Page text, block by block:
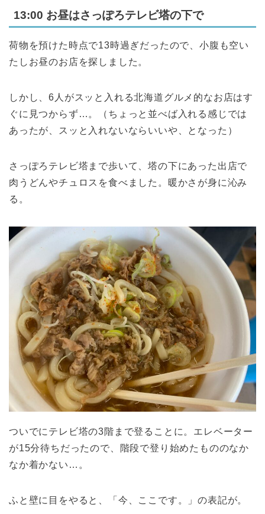
13:00 お昼はさっぽろテレビ塔の下で
荷物を預けた時点で13時過ぎだったので、小腹も空い
たしお昼のお店を探しました。
しかし、6人がスッと入れる北海道グルメ的なお店はす
ぐに見つからず…。（ちょっと並べば入れる感じでは
あったが、スッと入れないならいいや、となった）
さっぽろテレビ塔まで歩いて、塔の下にあった出店で
肉うどんやチュロスを食べました。暖かさが身に沁み
る。
ついでにテレビ塔の3階まで登ることに。エレベーター
が15分待ちだったので、階段で登り始めたもののなか
なか着かない…。
ふと壁に目をやると、「今、ここです。」の表記が。